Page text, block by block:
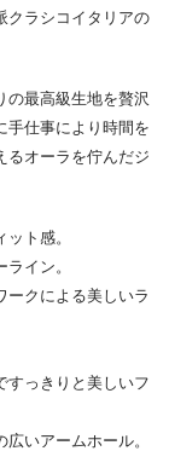
クラシコイタリアの
の最高級生地を贅沢
手仕事により時間を
るオーラを佇んだジ
ト感。
イン。
ークによる美しいラ
すっきりと美しいフ
いアームホール。